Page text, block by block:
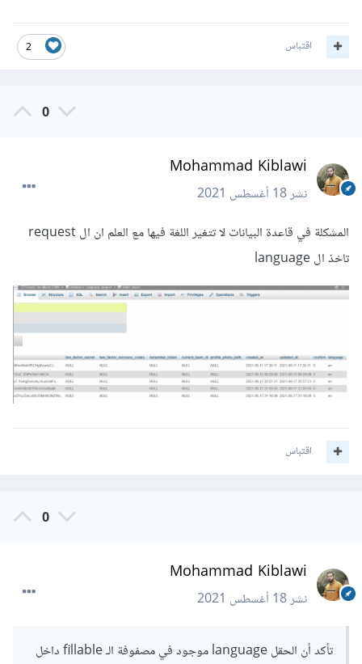
2 اقتباس
0
Mohammad Kiblawi
نشر18 أغسطس 2021
المشكلة في قاعدة البيانات لا تتغير اللغة فيها مع العلم ان ال request
تاخذ ال language
اقتباس
0
Mohammad Kiblawi
نشر18 أغسطس 2021
تأكد أن الحقل language موجود في مصفوفة الـ fillable داخل